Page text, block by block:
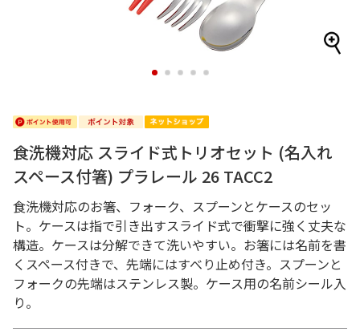
1 2 3 4 5
食洗機対応 スライド式トリオセット (名入れ
スペース付箸) プラレール 26 TACC2
食洗機対応のお箸、フォーク、スプーンとケースのセッ
ト。ケースは指で引き出すスライド式で衝撃に強く丈夫な
構造。ケースは分解できて洗いやすい。お箸には名前を書
くスペース付きで、先端にはすべり止め付き。スプーンと
フォークの先端はステンレス製。ケース用の名前シール入
り。